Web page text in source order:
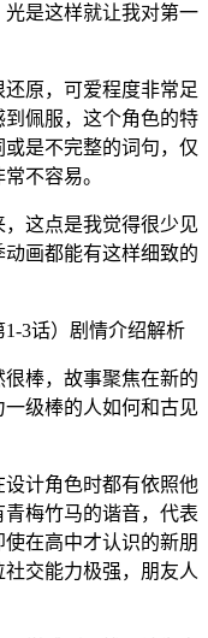
是这样就让我对第一
原，可爱程度非常足
佩服，这个角色的特
是不完整的词句，仅
不容易。
这点是我觉得很少见
画都能有这样细致的
很棒，故事聚焦在新的
级棒的人如何和古见
计角色时都有依照他
梅竹马的谐音，代表
在高中才认识的新朋
交能力极强，朋友人